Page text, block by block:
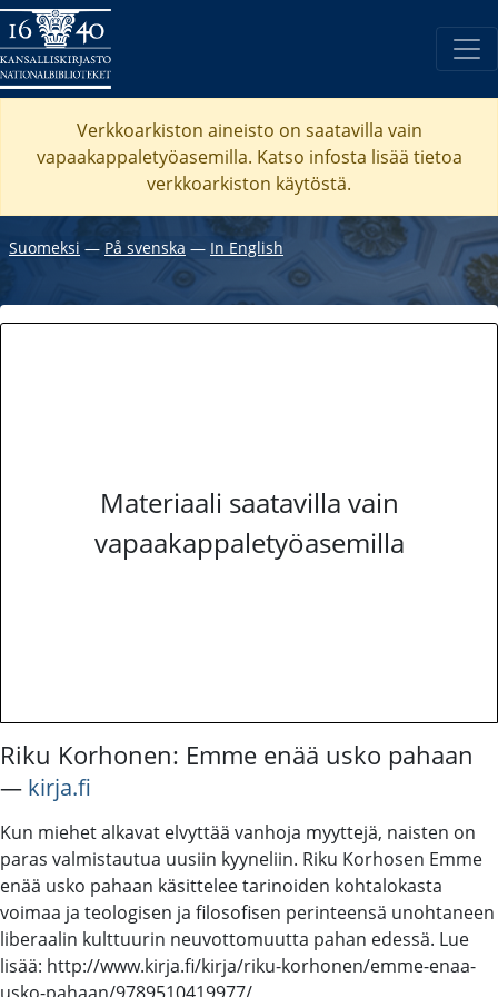
Verkkoarkiston aineisto on saatavilla vain
vapaakappaletyöasemilla. Katso infosta lisää tietoa
verkkoarkiston käytöstä.
Suomeksi ― På svenska ― In English
Materiaali saatavilla vain
vapaakappaletyöasemilla
Riku Korhonen: Emme enää usko pahaan
― kirja.fi
Kun miehet alkavat elvyttää vanhoja myyttejä, naisten on
paras valmistautua uusiin kyyneliin. Riku Korhosen Emme
enää usko pahaan käsittelee tarinoiden kohtalokasta
voimaa ja teologisen ja filosofisen perinteensä unohtaneen
liberaalin kulttuurin neuvottomuutta pahan edessä. Lue
lisää: http://www.kirja.fi/kirja/riku-korhonen/emme-enaa-